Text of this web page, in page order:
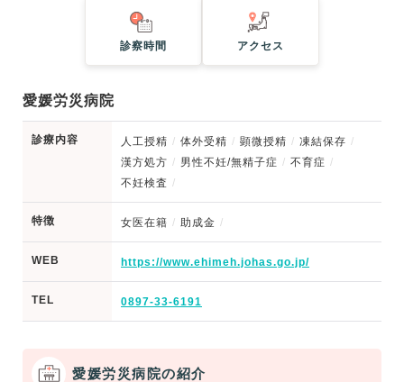
診察時間 アクセス
愛媛労災病院
診療内容 人工授精 体外受精 顕微授精
凍結保存
漢方処方
男性不妊/無精子症
不育症
不妊検査
特徴 女医在籍 助成金
WEB https://www.ehimeh.johas.go.jp/
TEL 0897-33-6191
愛媛労災病院の紹介